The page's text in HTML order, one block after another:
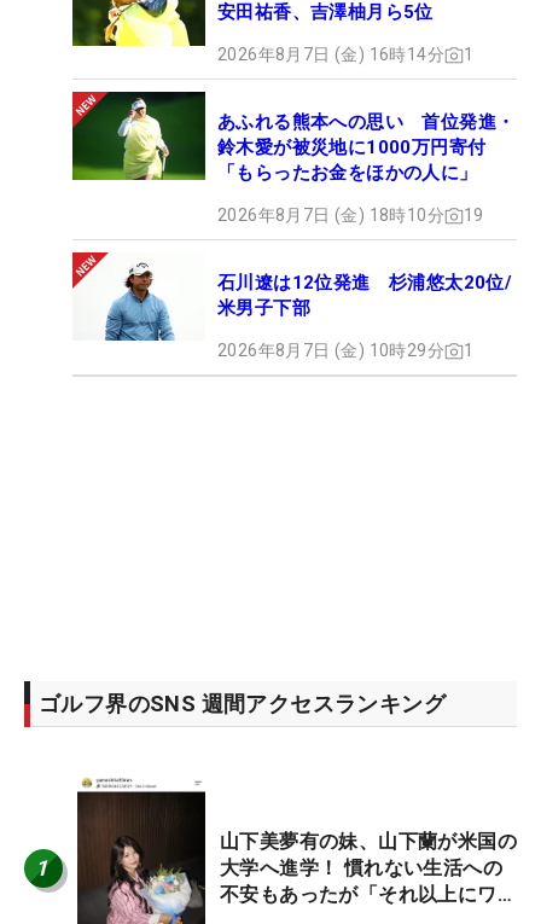
安田祐香、吉澤柚月ら5位
2026年8月7日 (金) 16時14分 1
あふれる熊本への思い 首位発進・
鈴木愛が被災地に1000万円寄付
「もらったお金をほかの人に」
2026年8月7日 (金) 18時10分 19
石川遼は12位発進 杉浦悠太20位/
米男子下部
2026年8月7日 (金) 10時29分 1
ゴルフ界のSNS 週間アクセスランキング
1
山下美夢有の妹、山下蘭が米国の
大学へ進学！ 慣れない生活への
不安もあったが「それ以上にワク